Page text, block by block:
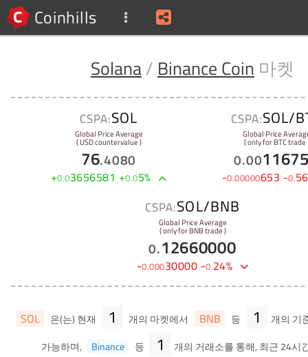
Coinhills
Solana/ Binance Coin 마켓
CSPA:SOL
Global Price Average
( USD countervalue )
76.4080
+0.03656581 +0.05%
CSPA:SOL/
Global Price
( only for BTC trade
0.00
-0.00000653 -0.56
CSPA:SOL/BNB
Global Price Average
( only for BNB trade )
0.12660000
-0.00030000 -0.24%
SOL 은(는) 현재 1 개의 마켓에서 BNB 등 1
개의 기
가능하며,
Binance 등 1 개의 거래소를 통해, 최근 24시